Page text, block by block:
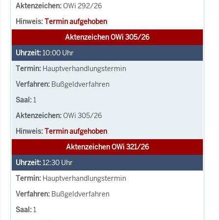
OWi 292/26
Termin aufgehoben
Aktenzeichen OWi 305/26
10:00 Uhr
Hauptverhandlungstermin
Bußgeldverfahren
1
OWi 305/26
Termin aufgehoben
Aktenzeichen OWi 321/26
12:30 Uhr
Hauptverhandlungstermin
Bußgeldverfahren
1